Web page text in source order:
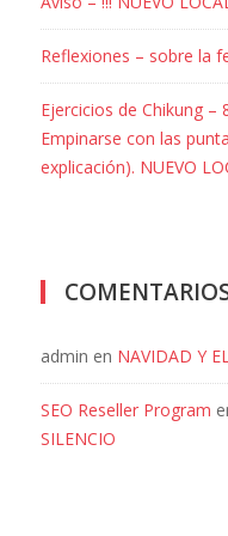
Reflexiones – sobre la
Ejercicios de Chikung
Empinarse con las
explicación). NUEVO
admin en NAVIDAD Y
SEO Reseller Program
SILENCIO